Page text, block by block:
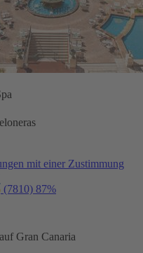
mit einer Zustimmung
(7810) 87%
Gran Canaria